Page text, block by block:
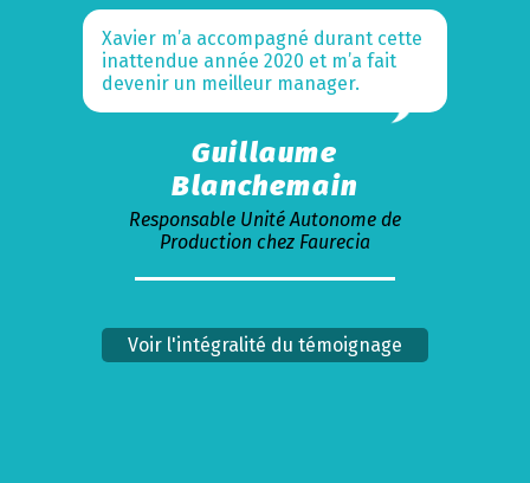
Xavier m’a accompagné durant cette
inattendue année 2020 et m’a fait
devenir un meilleur manager.
Guillaume
Blanchemain
Responsable Unité Autonome de
Production chez Faurecia
Voir l'intégralité du témoignage